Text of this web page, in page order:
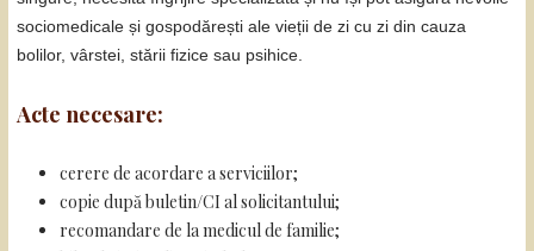
sociomedicale și gospodărești ale vieții de zi cu zi din cauza
bolilor, vârstei, stării fizice sau psihice.
Acte necesare:
cerere de acordare a serviciilor;
copie după buletin/CI al solicitantului;
recomandare de la medicul de familie;